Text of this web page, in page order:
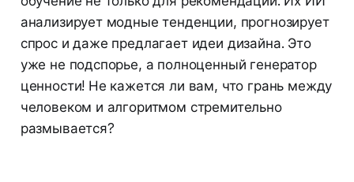
анализирует модные тенденции, прогнозирует
спрос и даже предлагает идеи дизайна. Это
уже не подспорье, а полноценный генератор
ценности! Не кажется ли вам, что грань между
человеком и алгоритмом стремительно
размывается?